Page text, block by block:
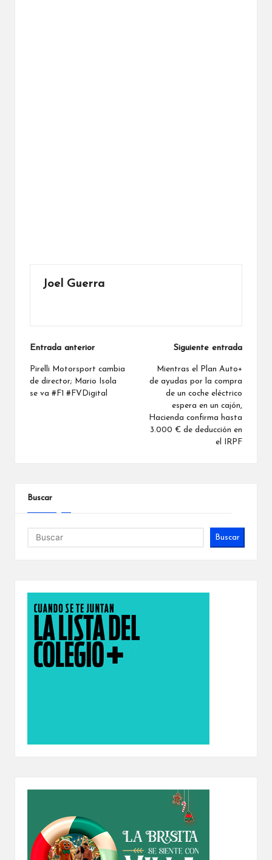
Joel Guerra
Navegación
de
entradas
Entrada anterior
Pirelli Motorsport cambia
de director; Mario Isola
se va #F1 #FVDigital
Siguiente entrada
Mientras el Plan Auto+
de ayudas por la compra
de un coche eléctrico
espera en un cajón,
Hacienda confirma hasta
3.000 € de deducción en
el IRPF
Buscar
Buscar